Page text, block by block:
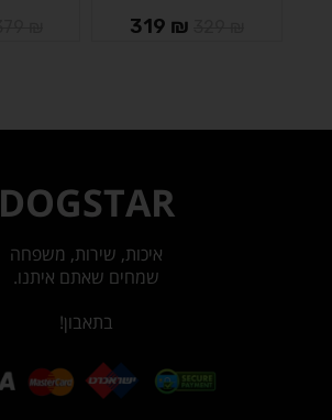
319 ₪
DOGSTAR
איכות, שירות, משפחה
שמחים שאתם איתנו.
בתאבון!